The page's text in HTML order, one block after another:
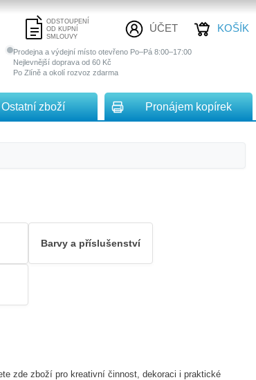
ODSTOUPENÍ
OD KUPNÍ
SMLOUVY
ÚČET KOŠÍK
Prodejna a výdejní místo otevřeno Po–Pá 8:00–17:00
Nejlevnější doprava od 60 Kč
Po Zlíně a okolí rozvoz zdarma
Ostatní zboží Pronájem kopírek
Barvy a příslušenství
zde zboží pro kreativní činnost, dekoraci i praktické